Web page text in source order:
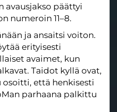
avausjakso päättyi
numeroin 11–8.
ja ansaitsi voiton.
erityisesti
avaimet, kun
Taidot kyllä ovat,
että henkisesti
parhaana palkittu